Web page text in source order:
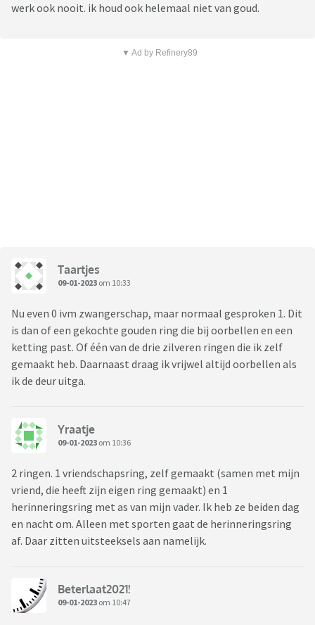
werk ook nooit. ik houd ook helemaal niet van goud.
▼ Ad by Refinery89
Taartjes
09-01-2023 om 10:33
Nu even 0 ivm zwangerschap, maar normaal gesproken 1. Dit
is dan of een gekochte gouden ring die bij oorbellen en een
ketting past. Of één van de drie zilveren ringen die ik zelf
gemaakt heb. Daarnaast draag ik vrijwel altijd oorbellen als
ik de deur uitga.
Yraatje
09-01-2023 om 10:36
2 ringen. 1 vriendschapsring, zelf gemaakt (samen met mijn
vriend, die heeft zijn eigen ring gemaakt) en 1
herinneringsring met as van mijn vader. Ik heb ze beiden dag
en nacht om. Alleen met sporten gaat de herinneringsring
af. Daar zitten uitsteeksels aan namelijk.
Beterlaat2021!
09-01-2023 om 10:47